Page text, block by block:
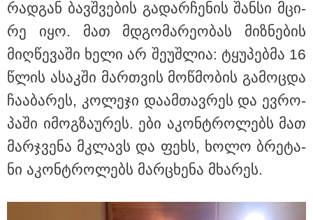
"არასდროს მითქვამს, რომ ჩვენები ხელებაწეულს ან
რად­გან ბავ­შვე­ბის გა­დარ­ჩე­ნის შან­სი მცი­
რე იყო. მათ მდგო­მა­რე­ო­ბას მიზ­ნე­ბის
მიღ­წე­ვა­ში ხელი არ შე­უშ­ლია: ტყუ­პებ­მა 16
წლის ასაკ­ში მარ­თვის მოწ­მო­ბის გა­მოც­და
ჩა­ა­ბა­რეს, კო­ლე­ჯი და­ამ­თავ­რეს და ევ­რო­
პა­ში იმოგ­ზა­უ­რეს. ები აკონ­ტრო­ლებს მათ
მარ­ჯვე­ნა მკლავს და ფეხს, ხოლო ბრე­ტა­
ნი აკონ­ტრო­ლებს მარ­ცხე­ნა მხა­რეს.